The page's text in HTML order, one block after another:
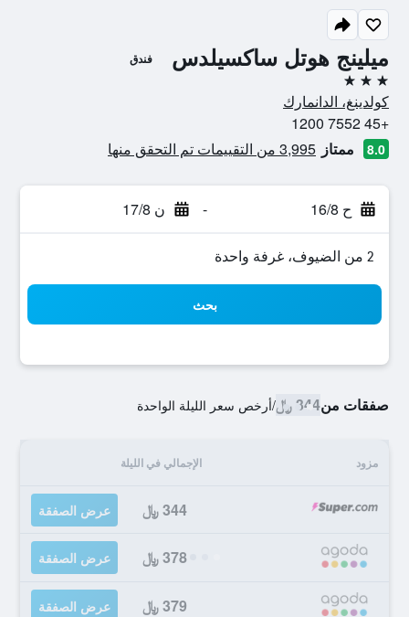
ميلينج هوتل ساكسيلدس فندق
3 نجوم
كولدينغ، الدانمارك
+45 7552 1200
8.0 ممتاز 3,995 من التقييمات تم التحقق منها
ح 16/8 - ن 17/8
2 من الضيوف، غرفة واحدة
بحث
صفقات من344 ﷼ /أرخص سعر الليلة الواحدة
مزود الإجمالي في الليلة
344 ﷼ عرض الصفقة
378 ﷼ عرض الصفقة
379 ﷼ عرض الصفقة